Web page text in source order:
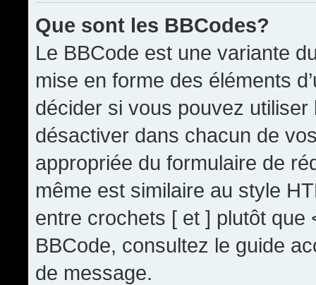
Que sont les BBCodes?
Le BBCode est une variante
mise en forme des éléments
décider si vous pouvez
désactiver dans chacun de
appropriée du formulaire de
même est similaire au style
entre crochets [ et ] plutôt que
BBCode, consultez le guide
de message.